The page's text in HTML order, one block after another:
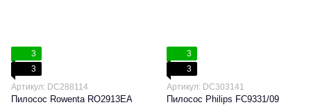
3
3
Артикул: DC288114
Пилосос Rowenta RO2913EA
3
3
Артикул: DC303141
Пилосос Philips FC9331/09